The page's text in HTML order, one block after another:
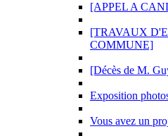
[APPEL A
[TRAVAUX
COMMUNE]
[Décès de M.
Exposition
Vous avez un